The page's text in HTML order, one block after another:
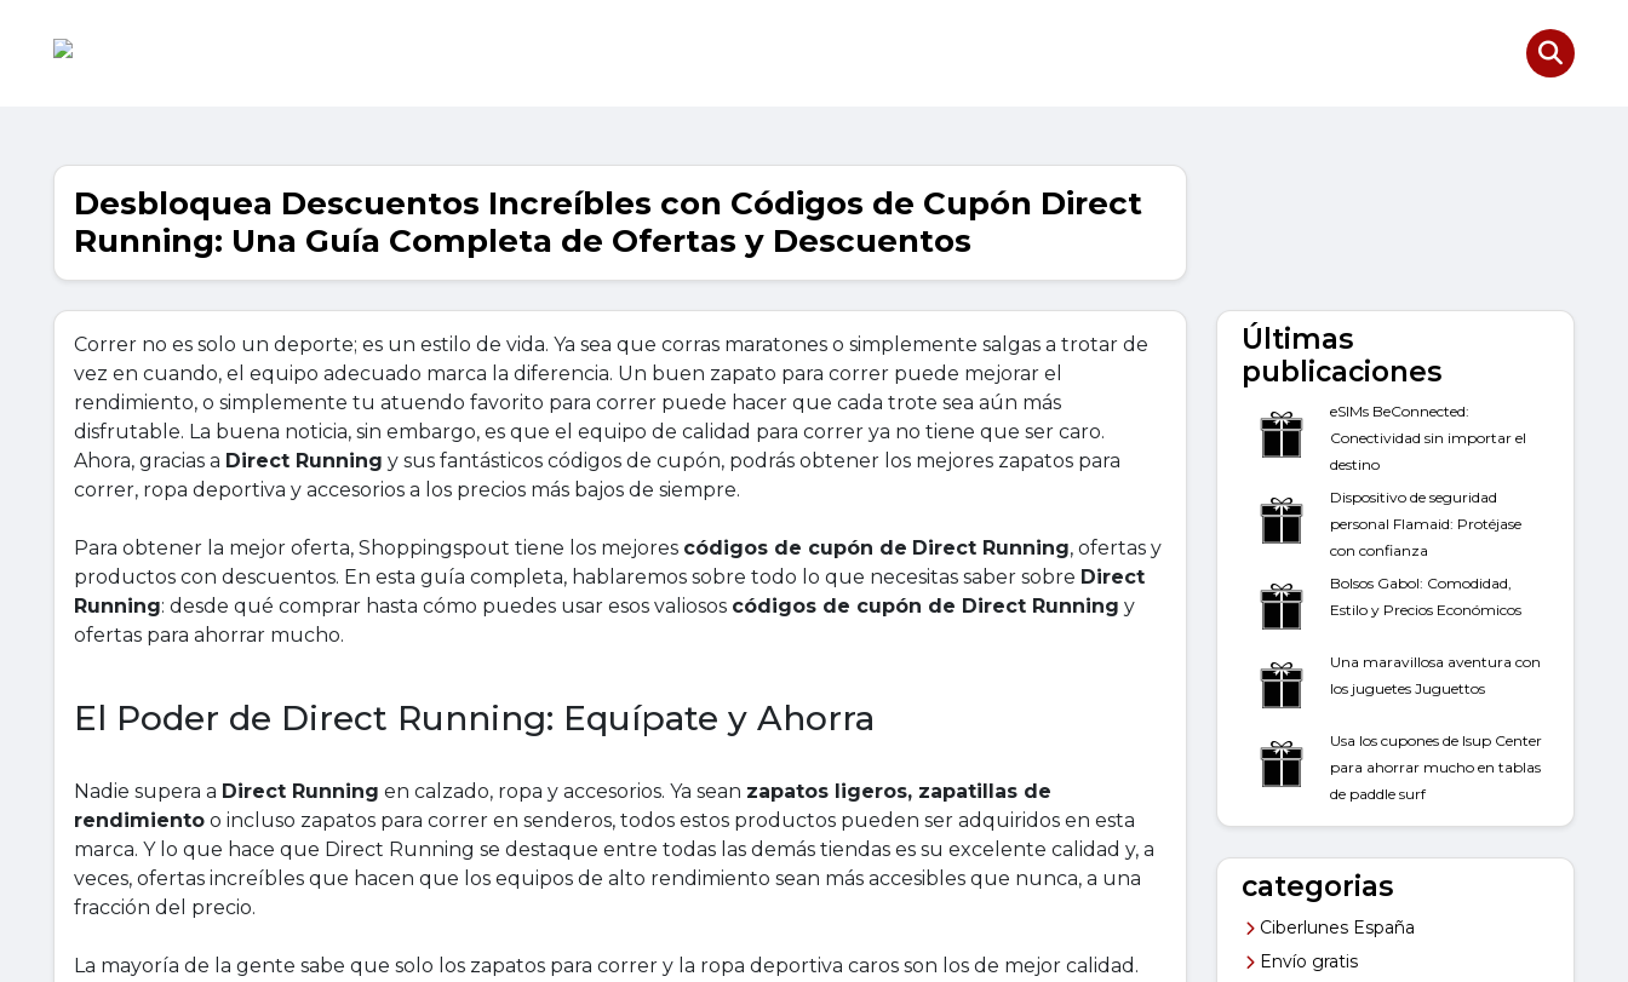
Desbloquea Descuentos Increíbles con Códigos de Cupón Direct
Running: Una Guía Completa de Ofertas y Descuentos
Correr no es solo un deporte; es un estilo de vida. Ya sea que corras maratones o simplemente salgas a trotar de
vez en cuando, el equipo adecuado marca la diferencia. Un buen zapato para correr puede mejorar el
rendimiento, o simplemente tu atuendo favorito para correr puede hacer que cada trote sea aún más
disfrutable. La buena noticia, sin embargo, es que el equipo de calidad para correr ya no tiene que ser caro.
Ahora, gracias a Direct Running y sus fantásticos códigos de cupón, podrás obtener los mejores zapatos para
correr, ropa deportiva y accesorios a los precios más bajos de siempre.
Para obtener la mejor oferta, Shoppingspout tiene los mejores códigos de cupón de Direct Running, ofertas y
productos con descuentos. En esta guía completa, hablaremos sobre todo lo que necesitas saber sobre Direct
Running: desde qué comprar hasta cómo puedes usar esos valiosos códigos de cupón de Direct Running y
ofertas para ahorrar mucho.
El Poder de Direct Running: Equípate y Ahorra
Nadie supera a Direct Running en calzado, ropa y accesorios. Ya sean zapatos ligeros, zapatillas de
rendimiento o incluso zapatos para correr en senderos, todos estos productos pueden ser adquiridos en esta
marca. Y lo que hace que Direct Running se destaque entre todas las demás tiendas es su excelente calidad y, a
veces, ofertas increíbles que hacen que los equipos de alto rendimiento sean más accesibles que nunca, a una
fracción del precio.
La mayoría de la gente sabe que solo los zapatos para correr y la ropa deportiva caros son los de mejor calidad.
Últimas
publicaciones
eSIMs BeConnected:
Conectividad sin importar el
destino
Dispositivo de seguridad
personal Flamaid: Protéjase
con confianza
Bolsos Gabol: Comodidad,
Estilo y Precios Económicos
Una maravillosa aventura con
los juguetes Juguettos
Usa los cupones de Isup Center
para ahorrar mucho en tablas
de paddle surf
categorias
Ciberlunes España
Envío gratis